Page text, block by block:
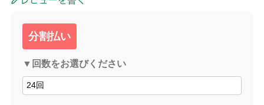
分割払い
▼回数をお選びください